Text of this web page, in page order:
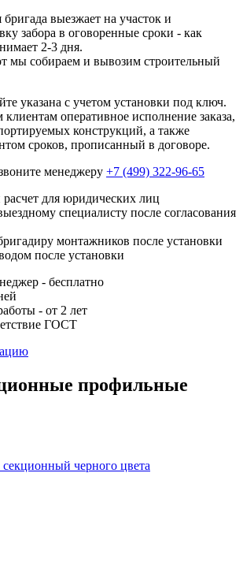
выезжает на участок и
забора в оговоренные сроки - как
2-3 дня.
мы собираем и вывозим строительный
указана с учетом установки под ключ.
оперативное исполнение заказа,
конструкций, а также
сроков, прописанный в договоре.
менеджеру +7 (499) 322-96-65
для юридических лиц
специалисту после согласования
монтажников после установки
после установки
- бесплатно
- от 2 лет
ГОСТ
профильные
черного цвета